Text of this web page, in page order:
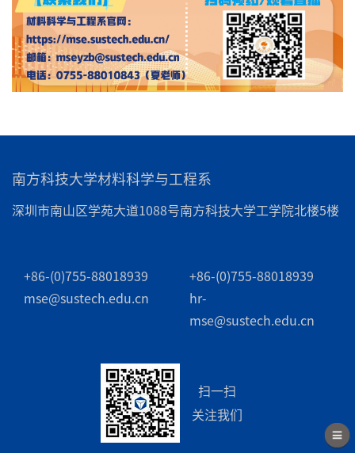
南方科技大学材料科学与工程系
深圳市南山区学苑大道1088号南方科技大学工学院北楼5楼
+86-(0)755-88018939
mse@sustech.edu.cn
+86-(0)755-88018939
hr-
mse@sustech.edu.cn
扫一扫
关注我们